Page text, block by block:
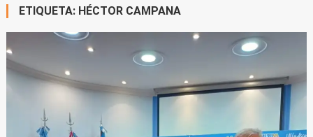
ETIQUETA: HÉCTOR CAMPANA